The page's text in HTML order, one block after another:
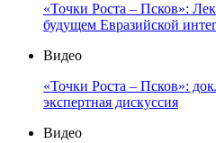
«Точки Роста – Псков»:
будущем Евразийской
Видео
«Точки Роста – Псков»:
экспертная дискуссия
Видео